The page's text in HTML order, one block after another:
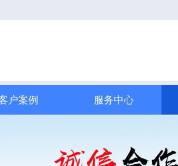
户案例 服务中心